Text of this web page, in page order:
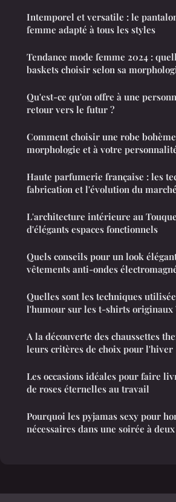
Intemporel et versatile : le
femme adapté à tous les styles
Tendance mode femme 2024 :
baskets choisir selon sa
Qu'est-ce qu'on offre à une
retour vers le futur ?
Comment choisir une robe
morphologie et à votre
Haute parfumerie française : les
fabrication et l'évolution du marché
L'architecture intérieure au
d'élégants espaces fonctionnels
Quels conseils pour un look
vêtements anti-ondes
Quelles sont les techniques
l'humour sur les t-shirts originaux
A la découverte des chaussettes
leurs critères de choix pour l'hiver
Les occasions idéales pour faire
de roses éternelles au travail
Pourquoi les pyjamas sexy pour
nécessaires dans une soirée à